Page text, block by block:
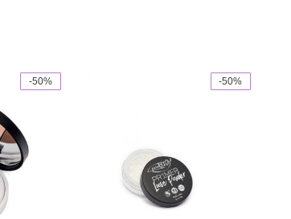
-50% -50%